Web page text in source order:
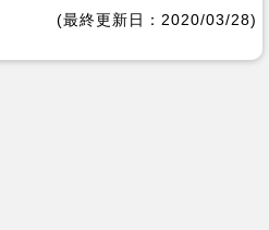
(最終更新日：2020/03/28)